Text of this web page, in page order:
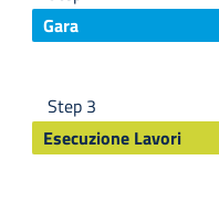
Gara
Step 3
Esecuzione Lavori